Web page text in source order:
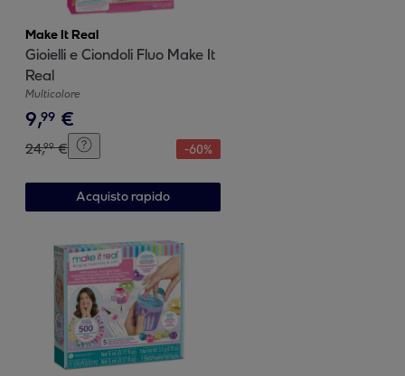
Make It Real
Gioielli e Ciondoli Fluo Make It
Real
Multicolore
9,99 €
24,99 € -60%
Acquisto rapido